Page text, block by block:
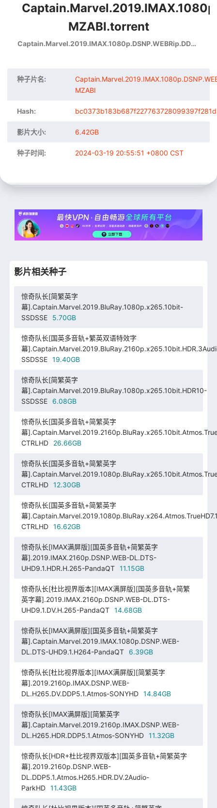
MZABI.torrent
Captain.Marvel.2019.IMAX.1080p.DSNP.WEBRip.DDP5.1.Atmos.x264-MZABI
种子片名:
MZABI
Hash:
影片大小: 6.42GB
种子时间: 2024-03-19 20:55:51 +0800 CST
影片相关种子
惊奇队长[简繁英字
幕].Captain.Marvel.2019.BluRay.1080p.x265.10bit-
SSDSSE
5.70GB
惊奇队长[国英多音轨+繁英双语特效字
幕
SSDSSE
19.40GB
惊奇队长[简繁英字
幕].Captain.Marvel.2019.BluRay.1080p.x265.10bit.HDR10-
SSDSSE
6.08GB
惊奇队长[国英多音轨+简繁英字
幕
CTRLHD
26.66GB
惊奇队长[国英多音轨+简繁英字
幕
CTRLHD
12.30GB
惊奇队长[国英多音轨+简繁英字
幕
CTRLHD
16.62GB
惊奇队长[IMAX满屏版][国英多音轨+简繁英字
幕].2019.IMAX.2160p.DSNP.WEB-DL.DTS-
UHD9.1.HDR.H.265-PandaQT
11.15GB
惊奇队长[杜比视界版本][IMAX满屏版][国英多音轨+简繁
英字幕].2019.IMAX.2160p.DSNP.WEB-DL.DTS-
UHD9.1.DV.H.265-PandaQT
14.68GB
惊奇队长[IMAX满屏版][国英多音轨+简繁英字
幕].Captain.Marvel.2019.IMAX.1080p.DSNP.WEB-
DL.DTS-UHD9.1.H264-PandaQT
6.39GB
惊奇队长[杜比视界版本][IMAX满屏版][简繁英字
幕].2019.2160p.IMAX.DSNP.WEB-
DL.H265.DV.DDP5.1.Atmos-SONYHD
14.84GB
惊奇队长[IMAX满屏版][简繁英字
幕].Captain.Marvel.2019.2160p.IMAX.DSNP.WEB-
DL.H265.HDR.DDP5.1.Atmos-SONYHD
11.32GB
惊奇队长[HDR+杜比视界双版本][国英多音轨+简繁英字
幕].2019.2160p.DSNP.WEB-
DL.DDP5.1.Atmos.H265.HDR.DV.2Audio-
ParkHD
11.43GB